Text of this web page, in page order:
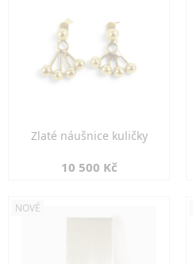
Zlaté náušnice kuličky
10 500 Kč
NOVÉ